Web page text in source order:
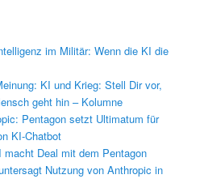
im Militär: Wenn die KI die
KI und Krieg: Stell Dir vor,
geht hin – Kolumne
Pentagon setzt Ultimatum für
KI-Chatbot
macht Deal mit dem Pentagon
Nutzung von Anthropic in